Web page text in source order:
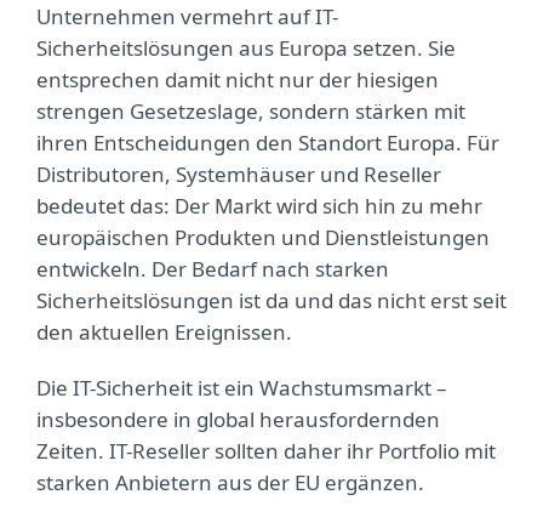
Unternehmen vermehrt auf IT-
Sicherheitslösungen aus Europa setzen. Sie
entsprechen damit nicht nur der hiesigen
strengen Gesetzeslage, sondern stärken mit
ihren Entscheidungen den Standort Europa. Für
Distributoren, Systemhäuser und Reseller
bedeutet das: Der Markt wird sich hin zu mehr
europäischen Produkten und Dienstleistungen
entwickeln. Der Bedarf nach starken
Sicherheitslösungen ist da und das nicht erst seit
den aktuellen Ereignissen.
Die IT-Sicherheit ist ein Wachstumsmarkt –
insbesondere in global herausfordernden
Zeiten. IT-Reseller sollten daher ihr Portfolio mit
starken Anbietern aus der EU ergänzen.